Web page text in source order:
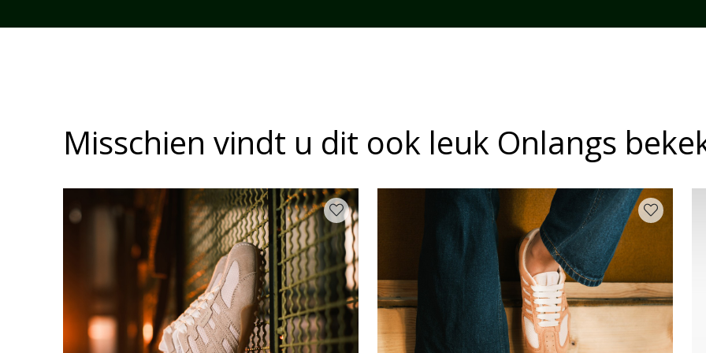
Misschien vindt u dit ook leuk Onlangs